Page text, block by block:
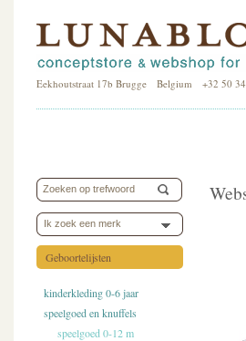
Eekhoutstraat 17b Brugge Belgium +32 50
Ik zoek een merk
Geboortelijsten
kinderkleding 0-6 jaar
speelgoed en knuffels
speelgoed 0-12 m